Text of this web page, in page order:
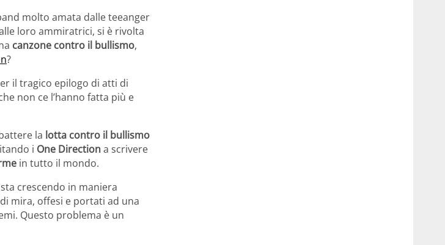
molto amata dalle teeanger
loro ammiratrici, si è rivolta
canzone contro il bullismo,
?
il tragico epilogo di atti di
non ce l’hanno fatta più e
la lotta contro il bullismo
i One Directiona scrivere
in tutto il mondo.
crescendo in maniera
mira, offesi e portati ad una
Questo problema è un